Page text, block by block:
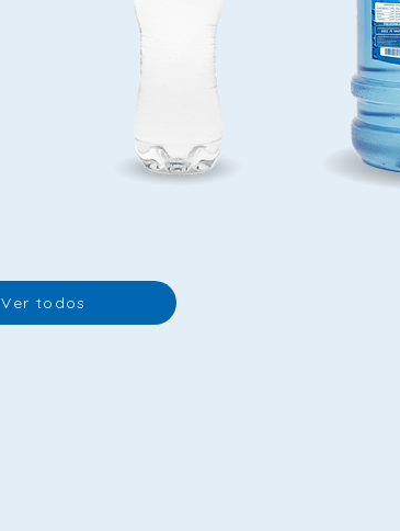
Ver todos